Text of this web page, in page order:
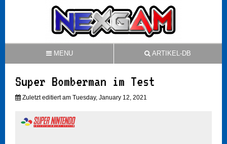
MENU ARTIKEL-DB
Super Bomberman im Test
Zuletzt editiert am Tuesday, January 12, 2021